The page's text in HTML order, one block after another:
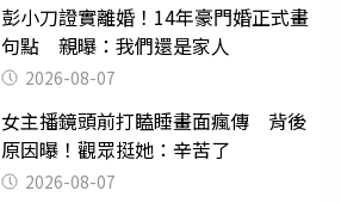
彭小刀證實離婚！14年豪門婚正式畫
句點 親曝：我們還是家人
2026-08-07
女主播鏡頭前打瞌睡畫面瘋傳 背後
原因曝！觀眾挺她：辛苦了
2026-08-07